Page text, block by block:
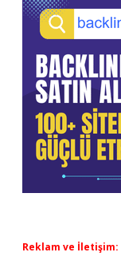
Reklam ve İletişim: